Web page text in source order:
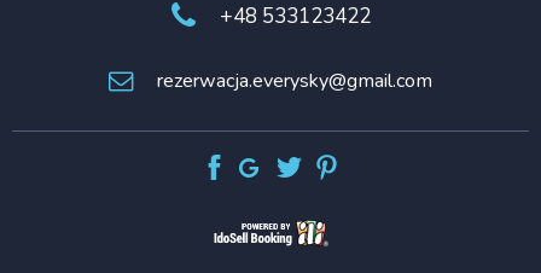
+48 533123422
rezerwacja.everysky@gmail.com